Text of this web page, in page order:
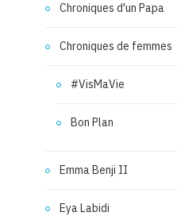
Chroniques d'un Papa
Chroniques de femmes
#VisMaVie
Bon Plan
Emma Benji II
Eya Labidi